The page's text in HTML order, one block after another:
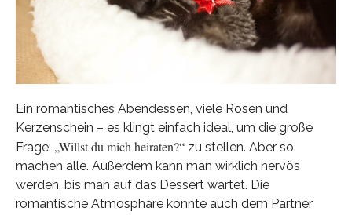
Ein romantisches Abendessen, viele Rosen und
Kerzenschein – es klingt einfach ideal, um die große
Frage: „Willst du mich heiraten?“zu stellen. Aber so
machen alle. Außerdem kann man wirklich nervös
werden, bis man auf das Dessert wartet. Die
romantische Atmosphäre könnte auch dem Partner